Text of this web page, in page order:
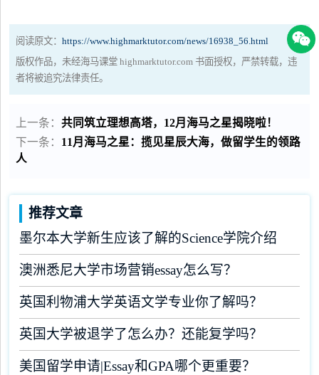
阅读原文：https://www.highmarktutor.com/news/16938_56.html
版权作品，未经海马课堂 highmarktutor.com 书面授权，严禁转载，违
者将被追究法律责任。
上一条：共同筑立理想高塔，12月海马之星揭晓啦！
下一条： 11月海马之星：揽见星辰大海，做留学生的领路
人
推荐文章
墨尔本大学新生应该了解的Science学院介绍
澳洲悉尼大学市场营销essay怎么写？
英国利物浦大学英语文学专业你了解吗？
英国大学被退学了怎么办？还能复学吗？
美国留学申请|Essay和GPA哪个更重要？